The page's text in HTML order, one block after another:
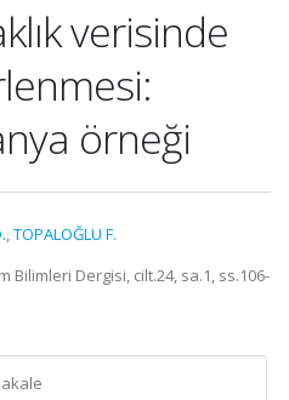
verisinde
örneği
,TOPALOĞLU F.
Bilimleri Dergisi, cilt.24, sa.1, ss.106-